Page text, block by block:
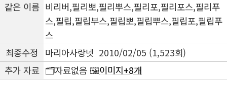
같은 이름 비리버,필리뽀,필리뿌스,필리포,필리포스,필리푸
스,필립,필립부스,필립뽀,필립뿌스,필립포,필립푸
스
최종수정
마리아사랑넷 2010/02/05 (1,523회)
추가 자료 🗂️자료없음 🖼️이미지+8개